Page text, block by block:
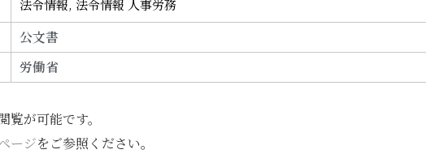
法令情報, 法令情報 人事労務
公文書
労働省
覧が可能です。
ージをご参照ください。